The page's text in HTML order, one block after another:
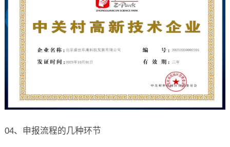
04、申报流程的几种环节